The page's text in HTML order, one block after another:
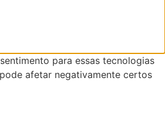
para essas tecnologias
afetar negativamente certos